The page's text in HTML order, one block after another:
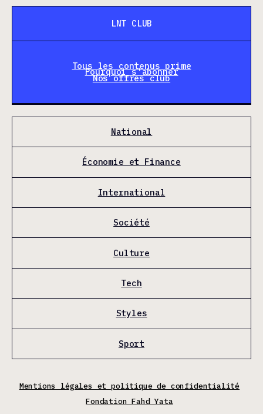
LNT CLUB
Tous les contenus prime
Pourquoi s'abonner
Nos offres club
National
Économie et Finance
International
Société
Culture
Tech
Styles
Sport
Mentions légales et politique de confidentialité
Fondation Fahd Yata